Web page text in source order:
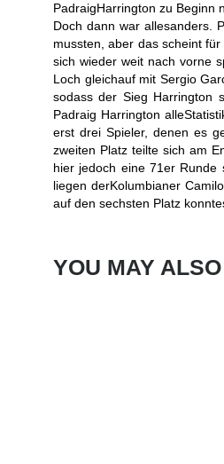
PadraigHarrington zu Beginn
Doch dann war allesanders.
mussten, aber das scheint
sich wieder weit nach vorne
Loch gleichauf mit Sergio
sodass der Sieg Harrington
Padraig Harrington
erst drei Spieler, denen es
zweiten Platz teilte sich am
hier jedoch eine 71er Runde
liegen derKolumbianer
auf den sechsten Platz
YOU MAY